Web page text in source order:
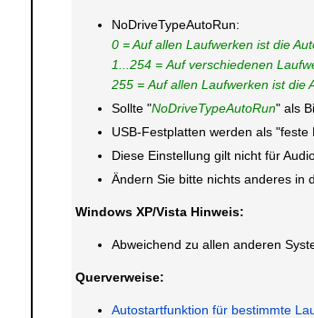
NoDriveTypeAutoRun:
0 = Auf allen Laufwerken ist die
1...254 = Auf verschiedenen
255 = Auf allen Laufwerken ist die
Sollte "NoDriveTypeAutoRun" als
USB-Festplatten werden als
Diese Einstellung gilt nicht für
Ändern Sie bitte nichts anderes in
Windows XP/Vista Hinweis:
Abweichend zu allen anderen
Querverweise:
Autostartfunktion für bestimmte